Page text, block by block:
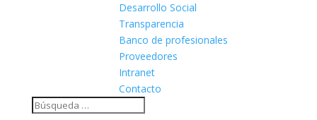
Desarrollo Social
Transparencia
Banco de profesionales
Proveedores
Intranet
Contacto